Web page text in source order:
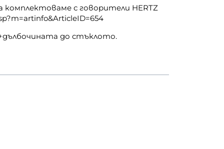
с говорители HERTZ
до стъклото.